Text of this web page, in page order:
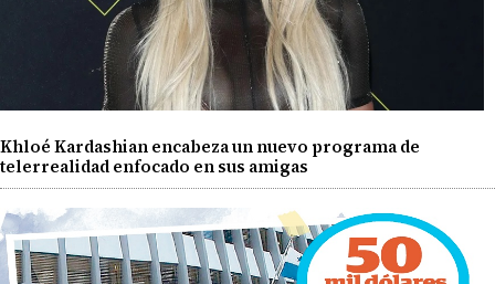
Khloé Kardashian encabeza un nuevo programa de
telerrealidad enfocado en sus amigas